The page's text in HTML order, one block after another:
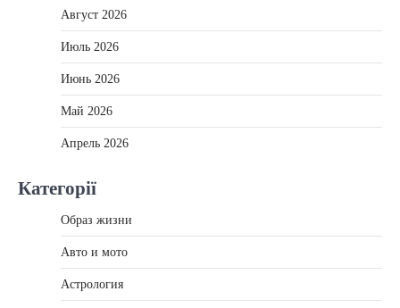
Август 2026
Июль 2026
Июнь 2026
Май 2026
Апрель 2026
Категорії
Образ жизни
Авто и мото
Астрология